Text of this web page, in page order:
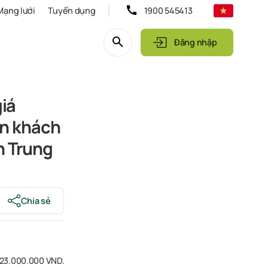
lưới Tuyển dụng 1900 545413
Đăng nhập
khách
Trung
Chia sẻ
VND.